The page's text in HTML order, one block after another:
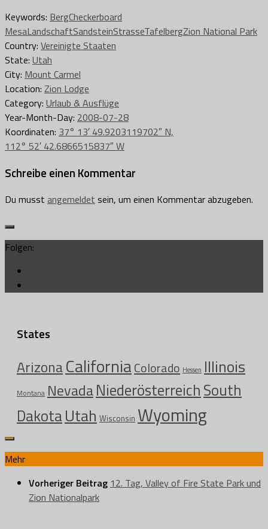
Keywords: BergCheckerboard
MesaLandschaftSandsteinStrasseTafelbergZion National Park
Country: Vereinigte Staaten
State: Utah
City: Mount Carmel
Location: Zion Lodge
Category: Urlaub & Ausflüge
Year-Month-Day: 2008-07-28
Koordinaten: 37° 13′ 49.9203119702″ N,
112° 52′ 42.6866515837″ W
Schreibe einen Kommentar
Du musst angemeldet sein, um einen Kommentar abzugeben.
Folgen:
States
ArizonaCaliforniaColorado Hessen Illinois
Montana NevadaNiederösterreichSouth
DakotaUtah Wisconsin Wyoming
Mehr
Vorheriger Beitrag 12. Tag, Valley of Fire State Park und
Zion Nationalpark